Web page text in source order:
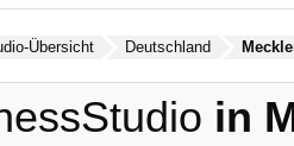
Übersicht Deutschland
in